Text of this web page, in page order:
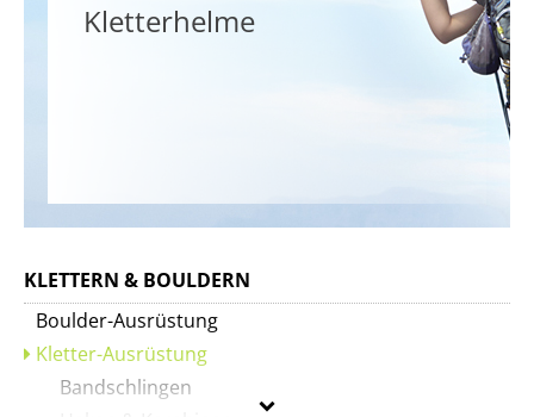
Kletterhelme
KLETTERN & BOULDERN
Boulder-Ausrüstung
Kletter-Ausrüstung
Bandschlingen